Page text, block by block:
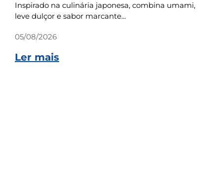
Inspirado na culinária japonesa, combina umami,
leve dulçor e sabor marcante...
05/08/2026
Ler mais